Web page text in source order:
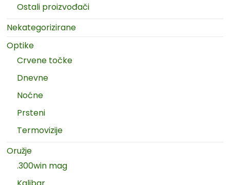
Ostali proizvođači
Nekategorizirane
Optike
Crvene točke
Dnevne
Noćne
Prsteni
Termovizije
Oružje
.300win mag